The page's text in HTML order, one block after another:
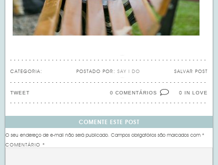
CATEGORIA: SALVAR POST
POSTADO POR: SAY I DO
0 IN LOVE
0 COMENTÁRIOS
TWEET
COMENTE ESTE POST
O seu endereço de e-mail não será publicado. Campos obrigatórios são marcados com*
COMENTÁRIO*